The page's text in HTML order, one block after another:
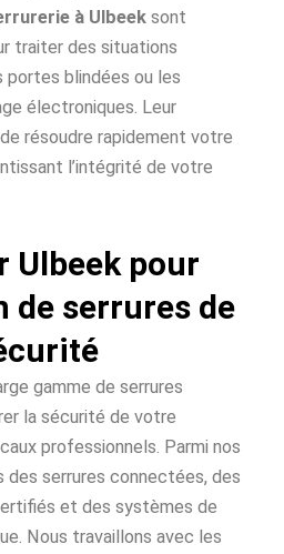
à Ulbeek sont
traiter des situations
blindées ou les
électroniques. Leur
résoudre rapidement votre
l’intégrité de votre
Ulbeek pour
de serrures de
gamme de serrures
la sécurité de votre
professionnels. Parmi nos
des serrures connectées, des
et des systèmes de
Nous travaillons avec les